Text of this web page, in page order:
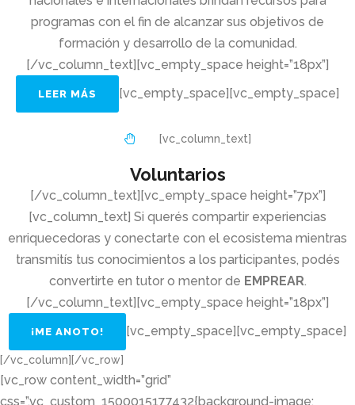
programas con el fin de alcanzar sus objetivos de
formación y desarrollo de la comunidad.
[/vc_column_text][vc_empty_space height=”18px”]
LEER MÁS [vc_empty_space][vc_empty_space]
[vc_column_text]
Voluntarios
[/vc_column_text][vc_empty_space height=”7px”]
[vc_column_text] Si querés compartir experiencias
enriquecedoras y conectarte con el ecosistema mientras
transmitís tus conocimientos a los participantes, podés
convertirte en tutor o mentor de EMPREAR.
[/vc_column_text][vc_empty_space height=”18px”]
¡ME ANOTO! [vc_empty_space][vc_empty_space]
[/vc_column][/vc_row]
[vc_row content_width=”grid”
css=”.vc_custom_1500015177432{background-image: